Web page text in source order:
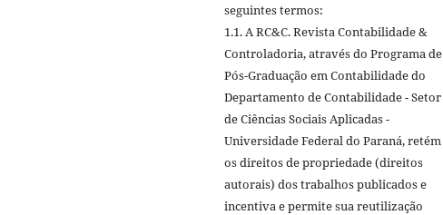
seguintes termos:
1.1. A RC&C. Revista Contabilidade &
Controladoria, através do Programa de
Pós-Graduação em Contabilidade do
Departamento de Contabilidade - Setor
de Ciências Sociais Aplicadas -
Universidade Federal do Paraná, retém
os direitos de propriedade (direitos
autorais) dos trabalhos publicados e
incentiva e permite sua reutilização